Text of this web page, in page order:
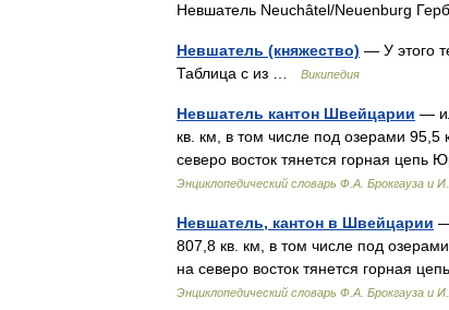
Невшатель Neuchâtel/Neuenburg
Невшатель (княжество) — У этого
Таблица с из …
Википедия
Невшатель кантон Швейцарии —
кв. км, в том числе под озерами
северо восток тянется горная
Энциклопедический словарь Ф.А. Брокгауза и
Невшатель, кантон в Швейцарии
807,8 кв. км, в том числе под
на северо восток тянется горная
Энциклопедический словарь Ф.А. Брокгауза и